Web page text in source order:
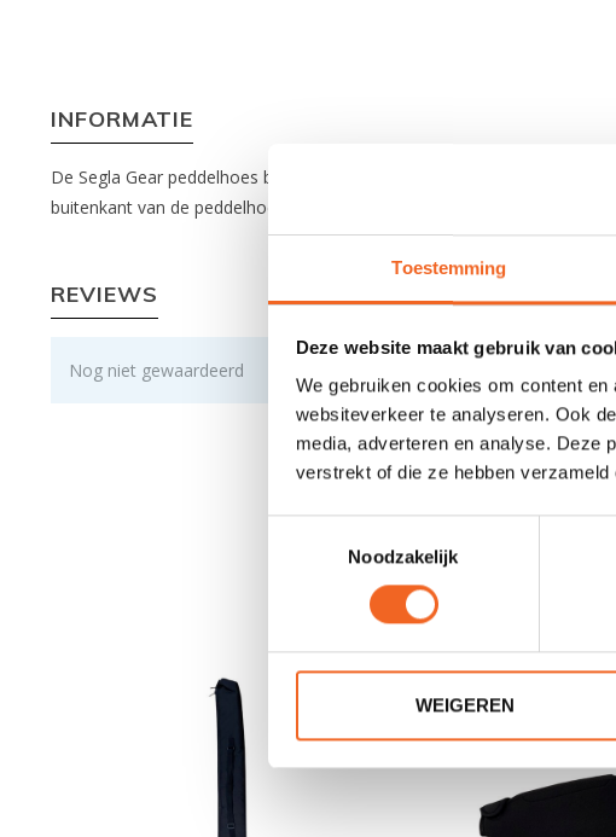
Toestemming
Deze website maakt gebruik van
We gebruiken cookies om content
websiteverkeer te analyseren. Ook
media, adverteren en analyse. Deze
verstrekt of die ze hebben
Noodzakelijk
WEIGEREN
INFORMATIE
De Segla Gear peddelhoes beschermt een deelbare peddel tijdens
buitenkant van de peddelhoes is gemaakt van sterk Cordura en de
REVIEWS
Nog niet gewaardeerd
NIEUW!